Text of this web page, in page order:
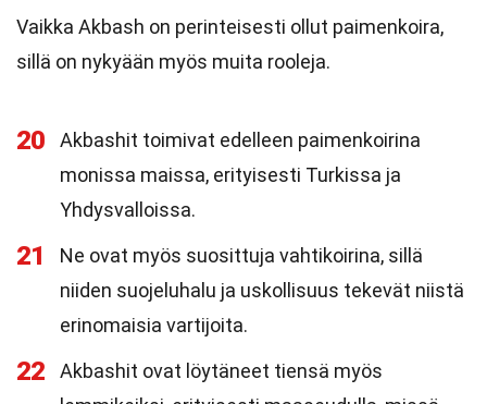
Vaikka Akbash on perinteisesti ollut paimenkoira,
sillä on nykyään myös muita rooleja.
20
Akbashit toimivat edelleen paimenkoirina
monissa maissa, erityisesti Turkissa ja
Yhdysvalloissa.
21
Ne ovat myös suosittuja vahtikoirina, sillä
niiden suojeluhalu ja uskollisuus tekevät niistä
erinomaisia vartijoita.
22
Akbashit ovat löytäneet tiensä myös